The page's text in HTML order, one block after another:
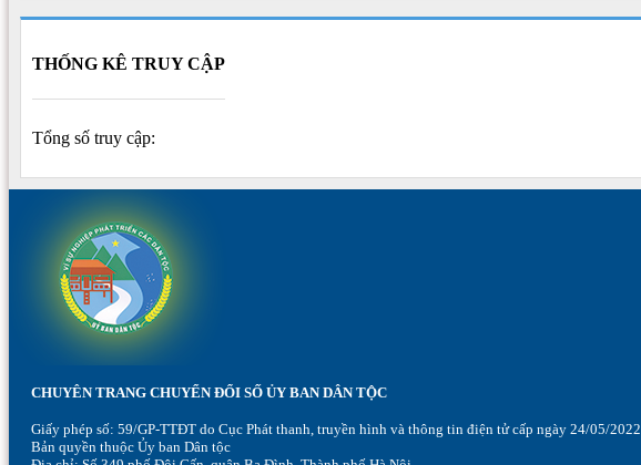
THỐNG KÊ TRUY CẬP
Tổng số truy cập:
CHUYÊN TRANG CHUYỂN ĐỔI SỐ ỦY BAN DÂN TỘC
Giấy phép số: 59/GP-TTĐT do Cục Phát thanh, truyền hình và thông tin điện tử cấp ngày 24/05/2022
Bản quyền thuộc Ủy ban Dân tộc